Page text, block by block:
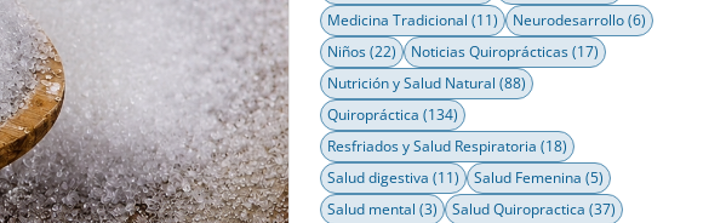
Medicina Tradicional (11) Neurodesarrollo(6)
Niños(22) Noticias Quiroprácticas(17)
Nutrición y Salud Natural (88)
Quiropráctica (134)
Resfriados y Salud Respiratoria (18)
Salud digestiva (11) Salud Femenina (5)
Salud mental (3) Salud Quiropractica (37)